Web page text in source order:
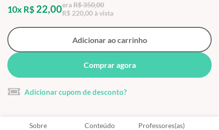
10x R$ 22,00eraR$ 350,00
R$ 220,00 à vista
Adicionar ao carrinho
Comprar agora
Adicionar cupom de desconto?
Sobre Conteúdo Professores(as)